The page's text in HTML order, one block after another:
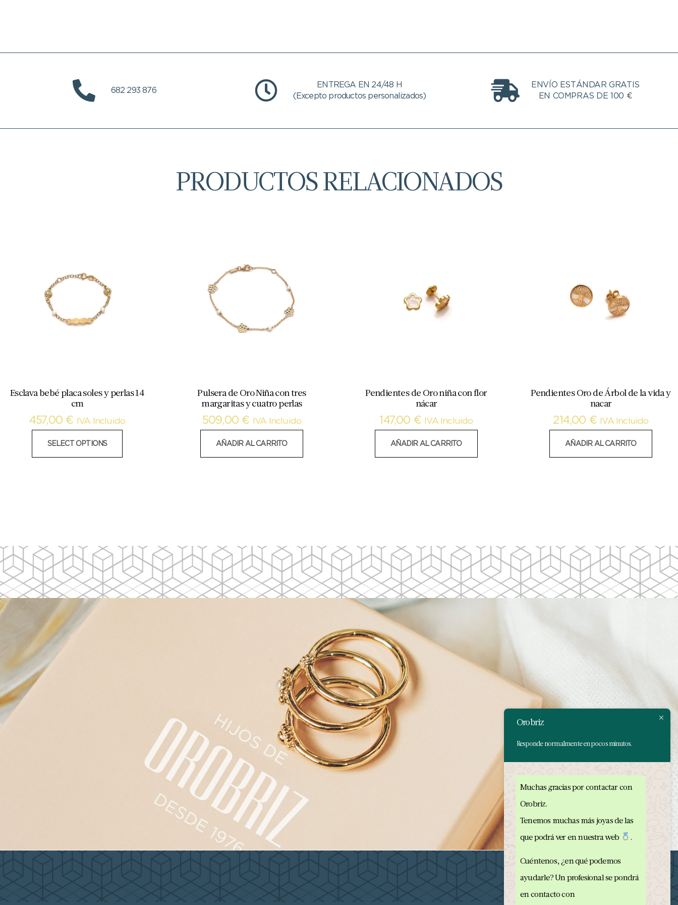
682 293 876
ENTREGA EN 24/48 H
(Excepto productos personalizados)
ENVÍO ESTÁNDAR GRATIS
EN COMPRAS DE 100 €
PRODUCTOS RELACIONADOS
Esclava bebé placa soles y perlas 14
cm
457,00 € IVA Incluido
SELECT OPTIONS
Pulsera de Oro Niña con tres
margaritas y cuatro perlas
509,00 € IVA Incluido
AÑADIR AL CARRITO
Pendientes de Oro niña con flor
nácar
147,00 € IVA Incluido
AÑADIR AL CARRITO
Pendientes Oro de Árbol de la vida y
nacar
214,00 € IVA Incluido
AÑADIR AL CARRITO
Orobriz
Responde normalmente en pocos minutos.
Muchas gracias por contactar con
Orobriz.
Tenemos muchas más joyas de las
que podrá ver en nuestra web
.
Cuéntenos, ¿en qué podemos
ayudarle? Un profesional se pondrá
en contacto con